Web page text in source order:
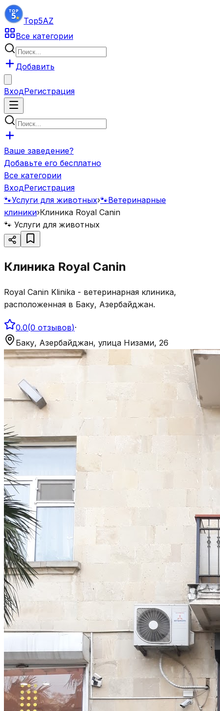
Top5AZ
Все категории
Добавить
ВходРегистрация
Ваше заведение?
Добавьте его бесплатно
Все категории
ВходРегистрация
🐾Услуги для животных›🐾Ветеринарные
клиники›Клиника Royal Canin
🐾 Услуги для животных
Клиника Royal Canin
Royal Canin Klinika - ветеринарная клиника,
расположенная в Баку, Азербайджан.
0.0(0 отзывов)·
Баку, Азербайджан, улица Низами, 26